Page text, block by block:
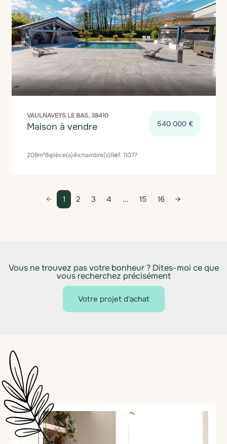
VAULNAVEYS LE BAS, 38410
Maison à vendre 540 000 €
208m²8 pièce(s)4 chambre(s)Réf. 11077
1 2 3 4 ... 15 16
Vous ne trouvez pas votre bonheur ? Dites-moi ce que
vous recherchez précisément
Votre projet d'achat